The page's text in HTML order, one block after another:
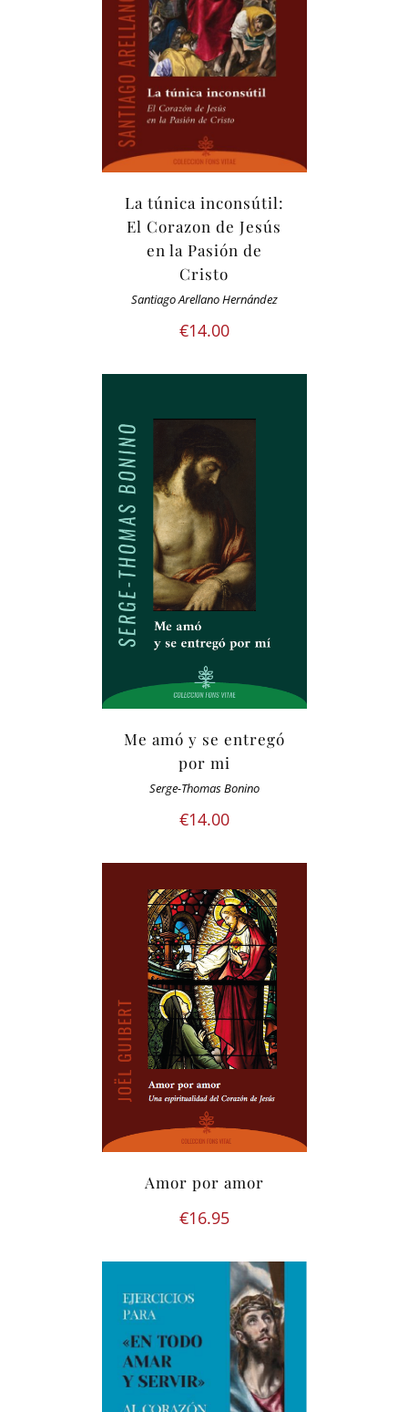
La túnica inconsútil:
El Corazon de Jesús
en la Pasión de
Cristo
Santiago Arellano Hernández
€14.00
Me amó y se entregó
por mi
Serge-Thomas Bonino
€14.00
Amor por amor
€16.95